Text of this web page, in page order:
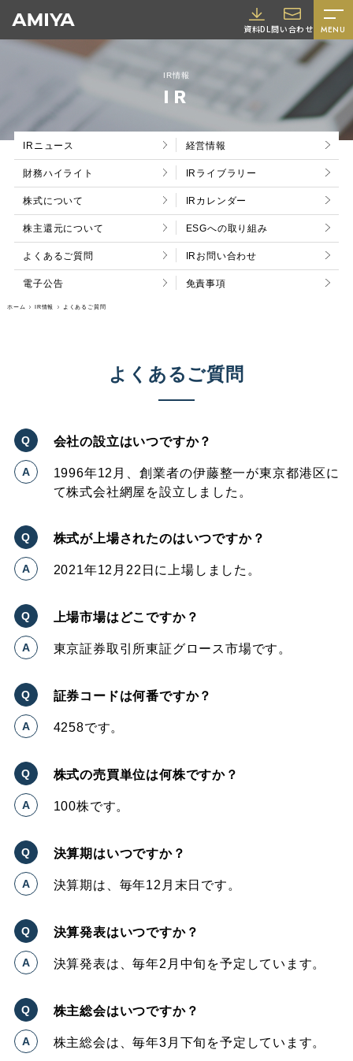
A
M
資料DL問い合わせ MENU
採用情報
IR情報
IR
IRニュース 経営情報
財務ハイライト IRライブラリー
株式について IRカレンダー
株主還元について ESGへの取り組み
よくあるご質問 IRお問い合わせ
電子公告 免責事項
ホーム IR情報 よくあるご質問
よくあるご質問
会社の設立はいつですか？
1996年12月、創業者の伊藤整一が東京都港区に
て株式会社網屋を設立しました。
株式が上場されたのはいつですか？
2021年12月22日に上場しました。
上場市場はどこですか？
東京証券取引所東証グロース市場です。
証券コードは何番ですか？
4258です。
株式の売買単位は何株ですか？
100株です。
決算期はいつですか？
決算期は、毎年12月末日です。
決算発表はいつですか？
決算発表は、毎年2月中旬を予定しています。
株主総会はいつですか？
株主総会は、毎年3月下旬を予定しています。